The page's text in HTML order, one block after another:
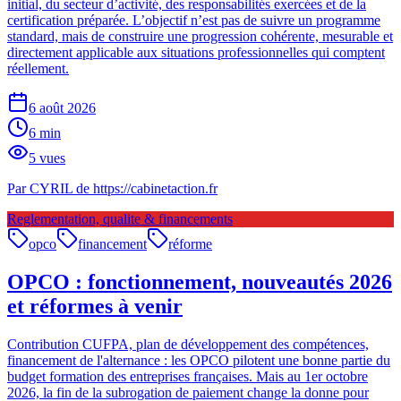
initial, du secteur d’activité, des responsabilités exercées et de la
certification préparée. L’objectif n’est pas de suivre un programme
standard, mais de construire une progression cohérente, mesurable et
directement applicable aux situations professionnelles qui comptent
réellement.
6 août 2026
6 min
5 vues
ParCYRIL de https://cabinetaction.fr
Reglementation, qualite & financements
opco
financement réforme
OPCO : fonctionnement, nouveautés 2026
et réformes à venir
Contribution CUFPA, plan de développement des compétences,
financement de l'alternance : les OPCO pilotent une bonne partie du
budget formation des entreprises françaises. Mais au 1er octobre
2026, la fin de la subrogation de paiement change la donne pour